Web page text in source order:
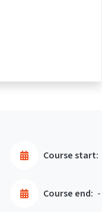
Course start:
Course end: -